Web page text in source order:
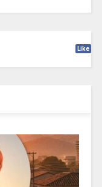
Like